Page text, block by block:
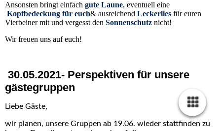
Ansonsten bringt einfach gute Laune, eventuell eine
Kopfbedeckung für euch& ausreichend Leckerlies für euren
Vierbeiner mit und vergesst den Sonnenschutz nicht!
Wir freuen uns auf euch!
30.05.2021- Perspektiven für unsere
gästegruppen
Liebe Gäste,
wir planen, unsere Gruppen ab 19.06. wieder stattfinden zu